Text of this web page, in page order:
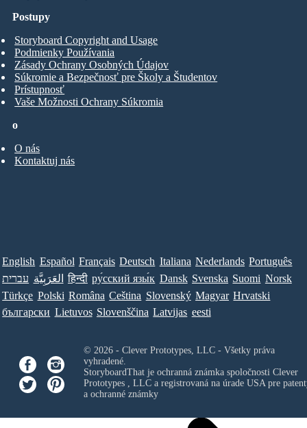
o
O nás
Kontaktuj nás
Postupy
Storyboard Copyright and Usage
Podmienky Používania
Zásady Ochrany Osobných Údajov
Súkromie a Bezpečnosť pre Školy a Študentov
Prístupnosť
Vaše Možnosti Ochrany Súkromia
English Español Français Deutsch Italiana Nederlands Português
עברית العَرَبِيَّة हिन्दी ру́сский язы́к Dansk Svenska Suomi Norsk
Türkçe Polski Româna Ceština Slovenský Magyar Hrvatski
български Lietuvos Slovenščina Latvijas eesti
© 2026 - Clever Prototypes, LLC - Všetky práva
vyhradené.
StoryboardThat je ochranná známka spoločnosti Clever
Prototypes , LLCa registrovaná na úrade USA pre
a ochranné známky